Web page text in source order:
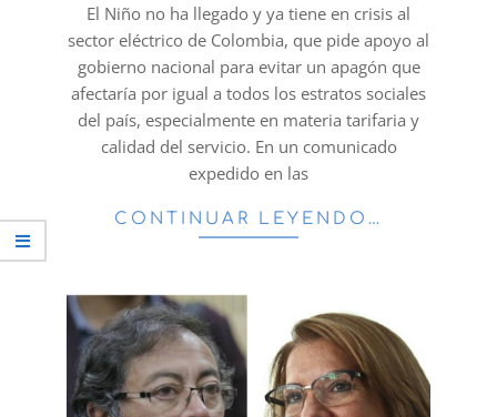
El Niño no ha llegado y ya tiene en crisis al
sector eléctrico de Colombia, que pide apoyo al
gobierno nacional para evitar un apagón que
afectaría por igual a todos los estratos sociales
del país, especialmente en materia tarifaria y
calidad del servicio. En un comunicado
expedido en las
CONTINUAR LEYENDO…